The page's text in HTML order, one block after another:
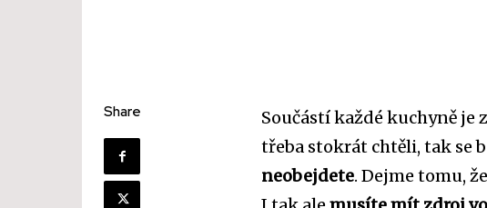
Share Součástí každé kuchyně je
třeba stokrát chtěli, tak se
neobejdete. Dejme tomu,